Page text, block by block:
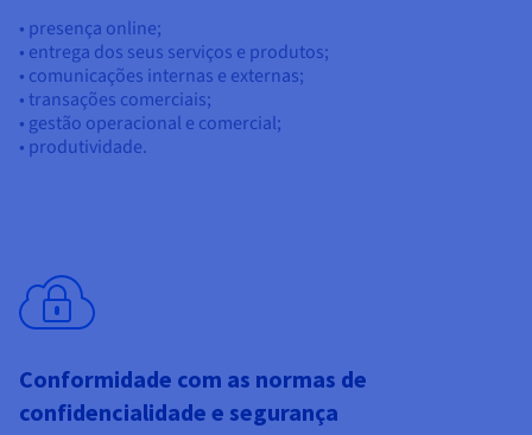
• presença online;
• entrega dos seus serviços e produtos;
• comunicações internas e externas;
• transações comerciais;
• gestão operacional e comercial;
• produtividade.
Conformidade com as normas de
confidencialidade e segurança